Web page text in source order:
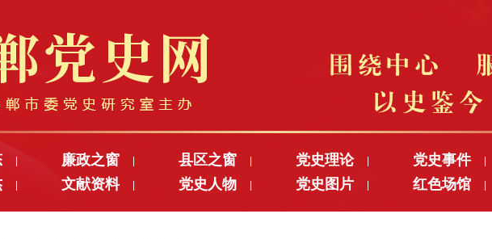
廉政之窗 县区之窗 党史理论 党史事件
文献资料 党史人物 党史图片 红色场馆